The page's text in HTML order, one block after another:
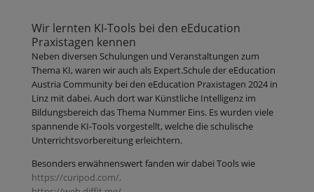
Wir lernten KI-Tools bei den eEducation
Praxistagen kennen
Neben diversen Schulungen und Veranstaltungen zum
Thema KI, waren wir auch als Expert.Schule der eEducation
Austria Community bei den eEducation Praxistagen 2024 in
Linz mit dabei. Auch dort war Künstliche Intelligenz im
Bildungsbereich das Thema Nummer Eins. Es wurden viele
spannende KI-Tools vorgestellt, welche die schulische
Unterrichtsvorbereitung erleichtern.
Besonders erwähnenswert fanden wir dabei Tools wie
https://curipod.com/,